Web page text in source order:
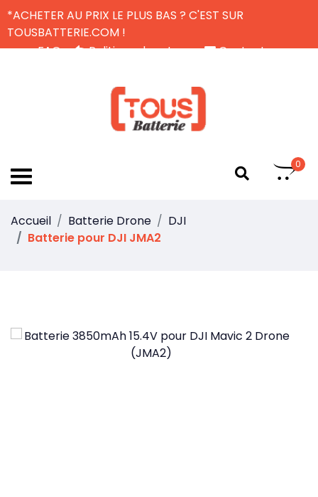
*ACHETER AU PRIX LE PLUS BAS ? C'EST SUR
TOUSBATTERIE.COM !
FAQ
Politique de retour
Contactez-nous
0
Accueil Batterie Drone
DJI
Batterie pour DJI JMA2